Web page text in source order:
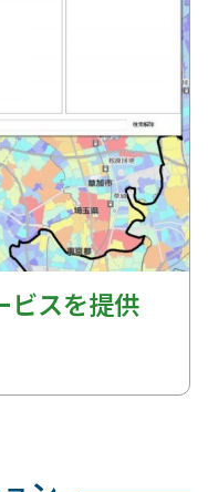
ビスを提供